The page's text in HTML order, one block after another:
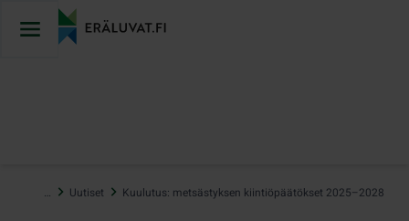
sisältöön
… Uutiset Kuulutus: metsästyksen kiintiöpäätökset 2025–2028